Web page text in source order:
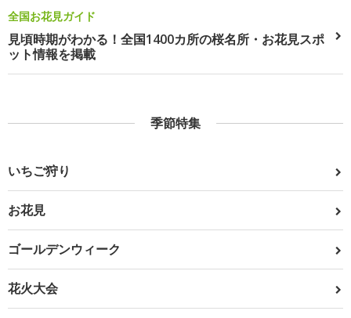
全国お花見ガイド
見頃時期がわかる！全国1400カ所の桜名所・お花見スポ
ット情報を掲載
季節特集
いちご狩り
お花見
ゴールデンウィーク
花火大会